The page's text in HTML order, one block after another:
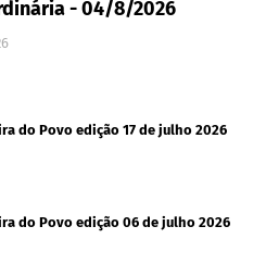
- 04/8/2026
do Povo edição 17 de julho 2026
do Povo edição 06 de julho 2026